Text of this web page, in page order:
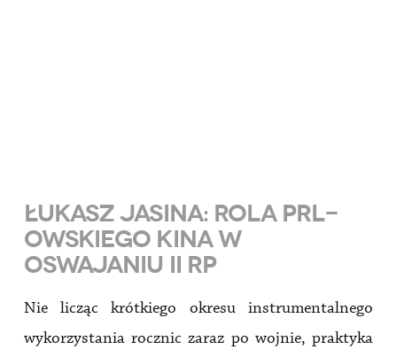
ŁUKASZ JASINA: ROLA PRL-
OWSKIEGO KINA W
OSWAJANIU II RP
Nie licząc krótkiego okresu instrumentalnego
wykorzystania rocznic zaraz po wojnie, praktyka